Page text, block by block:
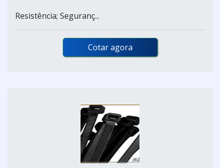
Resistência; Seguranç...
Cotar agora